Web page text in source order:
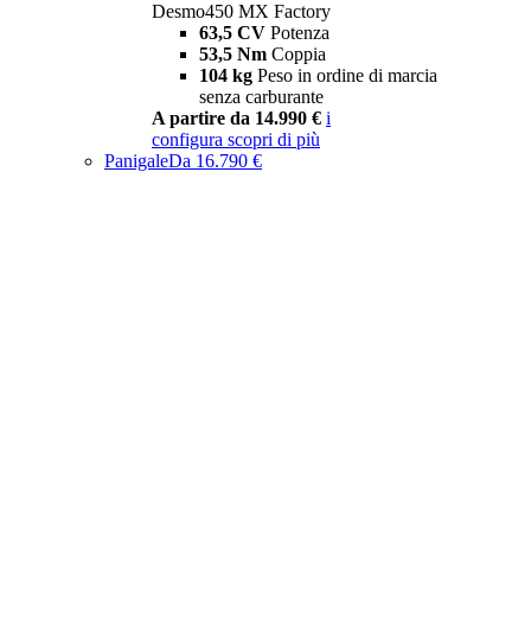
Desmo450 MX Factory
63,5 CV Potenza
53,5 Nm Coppia
104 kg Peso in ordine di marcia
senza carburante
A partire da 14.990 € i
configura scopri di più
PanigaleDa 16.790 €